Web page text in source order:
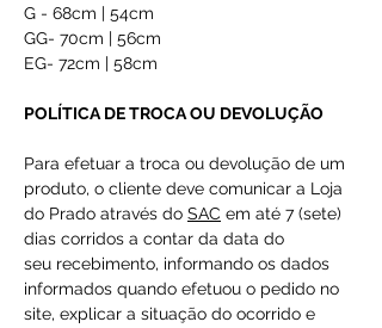
G - 68cm | 54cm
GG- 70cm | 56cm
EG- 72cm | 58cm
POLÍTICA DE TROCA OU DEVOLUÇÃO
Para efetuar a troca ou devolução de um
produto, o cliente deve comunicar a Loja
do Prado através do SAC em até 7 (sete)
dias corridos a contar da data do
seu recebimento, informando os dados
informados quando efetuou o pedido no
site, explicar a situação do ocorrido e